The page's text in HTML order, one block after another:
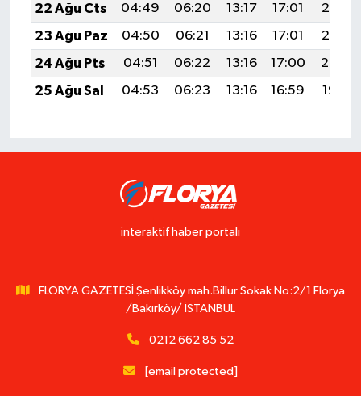
22 Ağu Cts
04:49 06:20 13:17 17:01
20:03
23 Ağu Paz
04:50 06:21 13:16 17:01
20:02
24 Ağu Pts
04:51 06:22 13:16 17:00
20:00
25 Ağu Sal
04:53 06:23 13:16 16:59 19:59
interaktif haber portalı
FLORYA GAZETESİ Şenlikköy mah.Billur Sokak No:2/1 Florya
/Bakırköy/ İSTANBUL
0212 662 85 52
[email protected]